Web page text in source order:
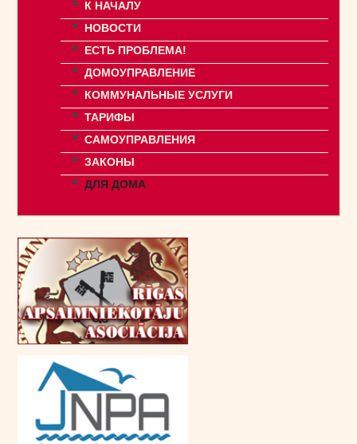
К НАЧАЛУ
НОВОСТИ
ЕСТЬ ПРОБЛЕМА!
ДОМОУПРАВЛЕНИЕ
КОММУНАЛЬНЫЕ УСЛУГИ
ТАРИФЫ
САМОУПРАВЛЕНИЯ
ЗАКОНЫ
ДЛЯ ДОМА